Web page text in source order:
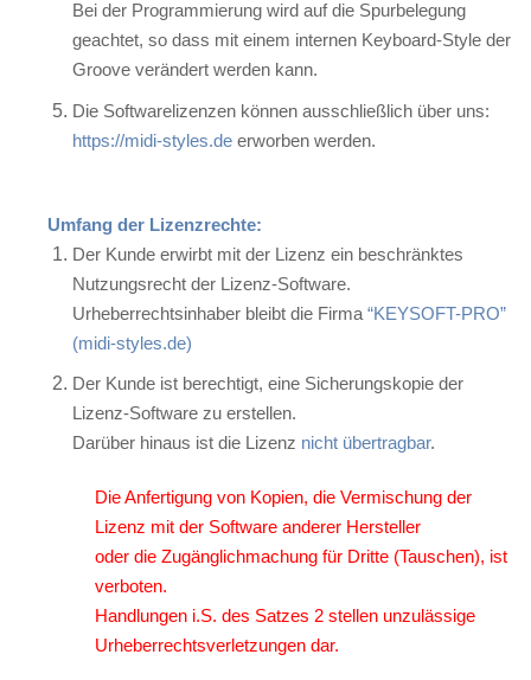
Bei der Programmierung wird auf die Spurbelegung
geachtet, so dass mit einem internen Keyboard-Style der
Groove verändert werden kann.
Die Softwarelizenzen können ausschließlich über uns:
https://midi-styles.deerworben werden.
Umfang der Lizenzrechte:
Der Kunde erwirbt mit der Lizenz ein beschränktes
Nutzungsrecht der Lizenz-Software.
Urheberrechtsinhaber bleibt die Firma “KEYSOFT-PRO”
(midi-styles.de)
Der Kunde ist berechtigt, eine Sicherungskopie der
Lizenz-Software zu erstellen.
Darüber hinaus ist die Lizenz nicht übertragbar.
Die Anfertigung von Kopien, die Vermischung der
Lizenz mit der Software anderer Hersteller
oder die Zugänglichmachung für Dritte (Tauschen), ist
verboten.
Handlungen i.S. des Satzes 2 stellen unzulässige
Urheberrechtsverletzungen dar.